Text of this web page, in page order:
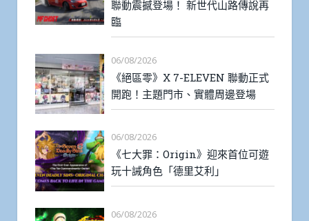
聯動震撼登場！ 新世代山路傳說再
臨
06/08/2026
《絕區零》X 7-ELEVEN 聯動正式
開跑！主題門市、實體周邊登場
06/08/2026
《七大罪：Origin》迎來首位可遊
玩十誡角色「德里艾利」
06/08/2026